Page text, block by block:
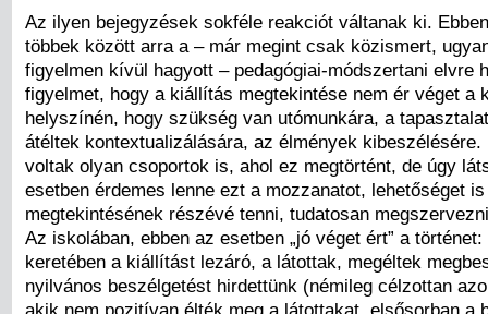
Az ilyen bejegyzések sokféle reakciót váltanak ki.
többek között arra a – már megint csak közismert,
figyelmen kívül hagyott – pedagógiai-módszertani elvre
figyelmet, hogy a kiállítás megtekintése nem ér véget a
helyszínén, hogy szükség van utómunkára, a
átéltek kontextualizálására, az élmények
voltak olyan csoportok is, ahol ez megtörtént, de úgy
esetben érdemes lenne ezt a mozzanatot, lehetőséget
megtekintésének részévé tenni, tudatosan
Az iskolában, ebben az esetben „jó véget ért” a
keretében a kiállítást lezáró, a látottak, megéltek
nyilvános beszélgetést hirdettünk (némileg célzottan